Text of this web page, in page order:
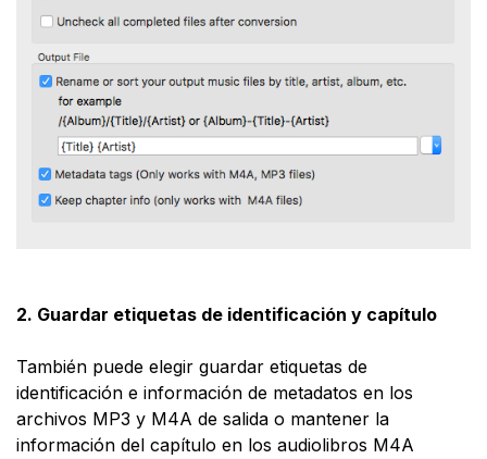
2. Guardar etiquetas de identificación y capítulo
También puede elegir guardar etiquetas de
identificación e información de metadatos en los
archivos MP3 y M4A de salida o mantener la
información del capítulo en los audiolibros M4A